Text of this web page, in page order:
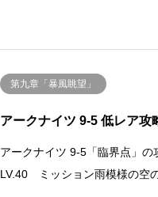
第九章「暴風眺望」
アークナイツ 9-5 低レア攻
アークナイツ 9-5「臨界点」の
LV.40 ミッション雨模様の空